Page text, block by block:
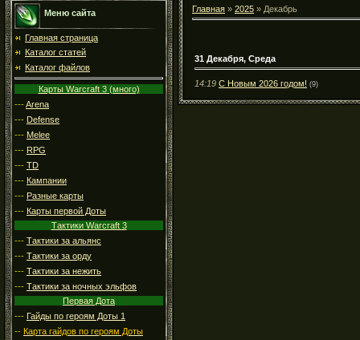
Меню сайта
Главная страница
Каталог статей
Каталог файлов
Карты Warcraft 3 (много)
---Arena
--- Defense
--- Melee
--- RPG
--- TD
--- Кампании
--- Разные карты
--- Карты первой Доты
Тактики Warcraft 3
--- Тактики за альянс
--- Тактики за орду
--- Тактики за нежить
--- Тактики за ночных эльфов
Первая Дота
--- Гайды по героям Доты 1
-- Карта гайдов по героям Доты
Главная » 2025 » Декабрь
31 Декабря, Среда
14:19 С Новым 2026 годом! (9)